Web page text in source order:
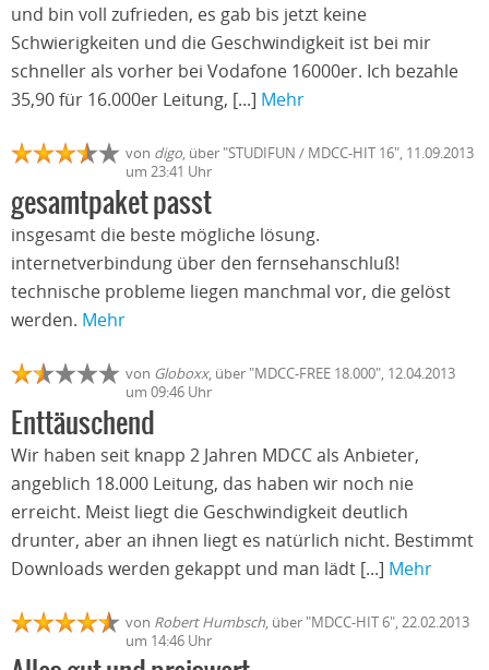
und bin voll zufrieden, es gab bis jetzt keine
Schwierigkeiten und die Geschwindigkeit ist bei mir
schneller als vorher bei Vodafone 16000er. Ich bezahle
35,90 für 16.000er Leitung, [...] Mehr
von digo, über "STUDIFUN / MDCC-HIT 16", 11.09.2013
um 23:41 Uhr
gesamtpaket passt
insgesamt die beste mögliche lösung.
internetverbindung über den fernsehanschluß!
technische probleme liegen manchmal vor, die gelöst
werden. Mehr
von Globoxx, über "MDCC-FREE 18.000", 12.04.2013
um 09:46 Uhr
Enttäuschend
Wir haben seit knapp 2 Jahren MDCC als Anbieter,
angeblich 18.000 Leitung, das haben wir noch nie
erreicht. Meist liegt die Geschwindigkeit deutlich
drunter, aber an ihnen liegt es natürlich nicht. Bestimmt
Downloads werden gekappt und man lädt [...] Mehr
von Robert Humbsch, über "MDCC-HIT 6", 22.02.2013
um 14:46 Uhr